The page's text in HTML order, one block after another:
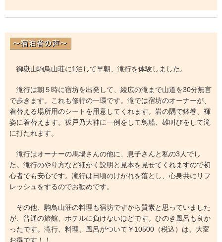
御嶽山駒鳥山荘に1泊して早朝、滝行を体験しました。
滝行は朝５時に宿坊を出発して、綾広の滝まで山道を30分無言
で歩きます。これも修行の一環です。滝では宿坊のオーナーが、
着替える場所用のシートを用意してくれます。岩の隅で鉢巻、褌
姿に着替えます。祓戸乃大神に一例をして鳥船、雄叫びをして滝
に打たれます。
滝行はオーナーの馬場さんの他に、息子さんと私の3人でし
た。滝行のやり方など細かく説明と見本を見せてくれますので初
心者でも安心です。滝行は日頃のけがれを落とし、心身共にリフ
レッシュをするのでお勧めです。
その他、駒鳥山荘の料理も宿坊ですから質素と思っていました
が、普通の旅館、ホテルに負けないほどです。ひのき風呂も良か
ったです。滝行、料理、風呂がついて￥10500（税込）は、大変
お得です！！